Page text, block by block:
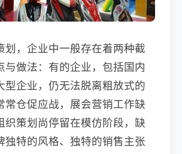
划，企业中一般存在着两种截
与做法：有的企业，包括国内
型企业，仍无法脱离粗放式的
常仓促应战，展会营销工作缺
织策划尚停留在模仿阶段，缺
独特的风格、独特的销售主张